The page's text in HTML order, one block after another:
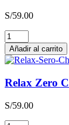
S/59.00
Relax
Zero
Sauvignon
Blanc
cantidad
Añadir al carrito
Relax Zero
S/59.00